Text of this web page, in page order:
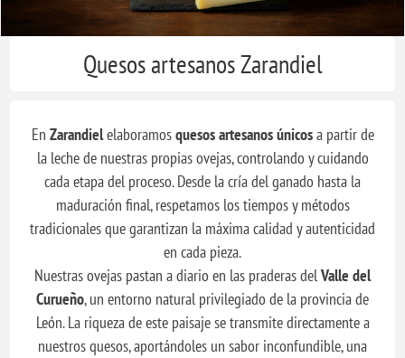
Quesos artesanos Zarandiel
En Zarandielelaboramosquesos artesanos únicosa partir de
la leche de nuestras propias ovejas, controlando y cuidando
cada etapa del proceso. Desde la cría del ganado hasta la
maduración final, respetamos los tiempos y métodos
tradicionales que garantizan la máxima calidad y autenticidad
en cada pieza.
Nuestras ovejas pastan a diario en las praderas delValle del
Curueño, un entorno natural privilegiado de la provincia de
León. La riqueza de este paisaje se transmite directamente a
nuestros quesos, aportándoles un sabor inconfundible, una